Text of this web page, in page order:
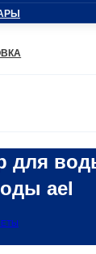
для
ael